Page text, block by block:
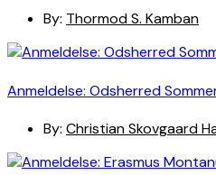
By: Thormod S. Kamban
Anmeldelse: Odsherred
By: Christian Skovgaard